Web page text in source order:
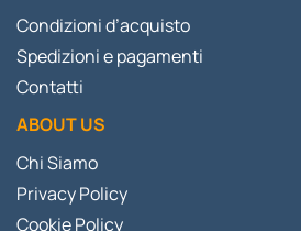
Condizioni d’acquisto
Spedizioni e pagamenti
Contatti
ABOUT US
Chi Siamo
Privacy Policy
Cookie Policy